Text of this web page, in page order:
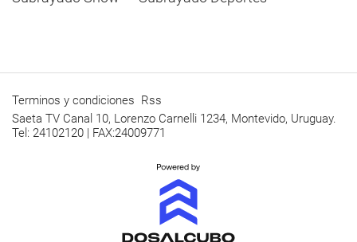
Terminos y condiciones Rss
Saeta TV Canal 10, Lorenzo Carnelli 1234, Montevido, Uruguay.
Tel: 24102120 | FAX:24009771